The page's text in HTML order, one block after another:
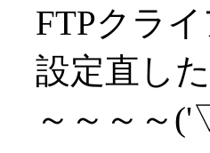
FTPクラ
設定直し
～～～～